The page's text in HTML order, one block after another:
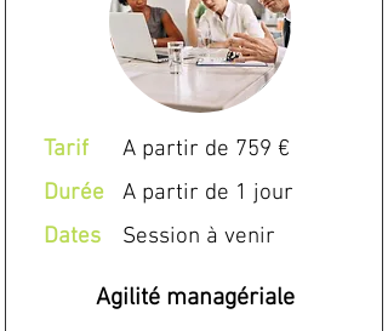
Tarif
A partir de 759 €
Durée
A partir de 1 jour
Dates
Session à venir
Agilité managériale